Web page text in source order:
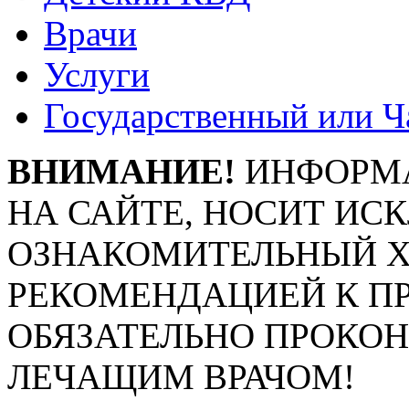
Врачи
Услуги
Государственный или
ВНИМАНИЕ!
НА САЙТЕ, НОСИТ
ОЗНАКОМИТЕЛЬНЫЙ
РЕКОМЕНДАЦИЕЙ К
ОБЯЗАТЕЛЬНО
ЛЕЧАЩИМ ВРАЧОМ!